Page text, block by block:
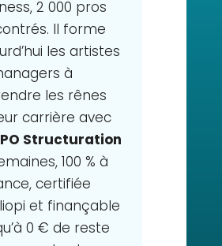
2 000 pros
Il forme
les artistes
à
les rênes
carrière avec
Structuration
100 % à
certifiée
et finançable
0 € de reste